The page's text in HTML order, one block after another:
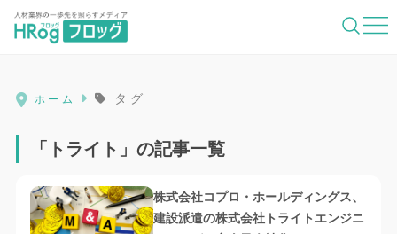
HRog | 人材業界の一歩先を照らすメディ
ホーム タグ
「トライト」の記事一覧
株式会社コプロ・ホールディングス、
建設派遣の株式会社トライトエンジニ